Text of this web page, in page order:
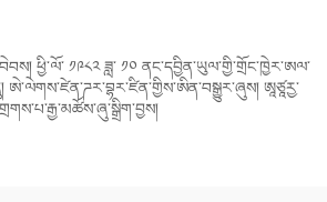
ཕྱི་ལོ་ ༡༩༨༢ ཟླ་ ༡༠ ནང་དབྱིན་ཡུལ་གྱི་གྲོང་ཁྱེར་ཨལ་
ཨེ་ལེགས་ཛེན་ཌར་བྷར་ཛིན་གྱིས་ཨིན་བསྒྱུར་ཞུས། ཨཱཙཱརྱ་
གྲགས་པ་རྒྱ་མཚོས་ཞུ་སྒྲིག་བྱས།